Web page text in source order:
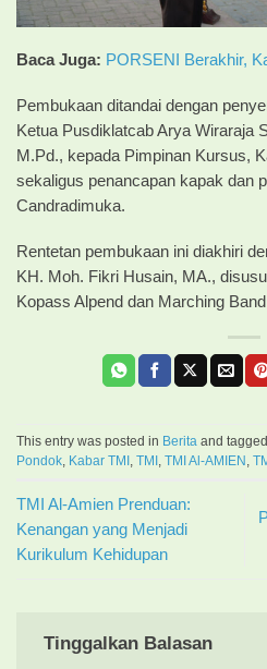
Baca Juga: PORSENI Berakhir,
Pembukaan ditandai dengan
Ketua Pusdiklatcab Arya Wiraraja
M.Pd., kepada Pimpinan Kursus,
sekaligus penancapan kapak dan
Candradimuka.
Rentetan pembukaan ini diakhiri
KH. Moh. Fikri Husain, MA.,
Kopass Alpend dan Marching
This entry was posted in Berita and tagged
Pondok Kabar TMI TMI TMI Al-AMIEN
TMI Al-Amien Prenduan:
Kenangan yang Menjadi
Kurikulum Kehidupan
Tinggalkan Balasan